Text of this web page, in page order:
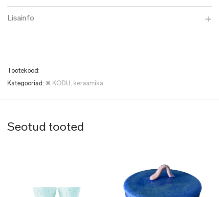
Lisainfo
Tootekood: -
Kategooriad: ✖ KODU, keraamika
Seotud tooted